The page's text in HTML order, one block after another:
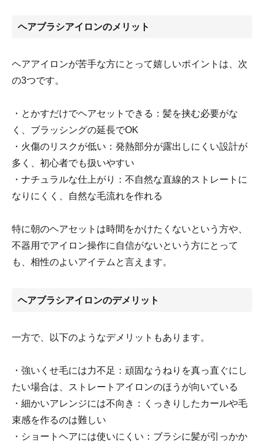
ヘアブラシアイロンのメリット
ヘアアイロンが苦手な方にとって嬉しいポイントは、次
の3つです。
・とかすだけでヘアセットできる：髪を挟む必要がな
く、ブラッシングの延長でOK
・火傷のリスクが低い：発熱部分が露出しにくい設計が
多く、初心者でも扱いやすい
・ナチュラルな仕上がり：不自然な直線的ストレートに
なりにくく、自然な毛流れを作れる
特に朝のヘアセットは時間をかけたくないという方や、
不器用でアイロン操作に自信がないという方にとって
も、相性のよいアイテムと言えます。
ヘアブラシアイロンのデメリット
一方で、以下のようなデメリットもあります。
・強いくせ毛には力不足：頑固なうねりを真っ直ぐにし
たい場合は、ストレートアイロンのほうが向いている
・細かいアレンジには不向き：くっきりしたカールや毛
束感を作るのは難しい
・ショートヘアには使いにくい：ブラシに髪が引っかか